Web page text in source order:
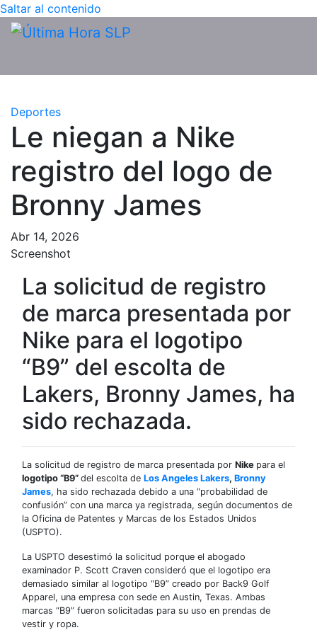
Saltar al contenido
Deportes
Le niegan a Nike
registro del logo de
Bronny James
Abr 14, 2026
Screenshot
La solicitud de registro
de marca presentada por
Nike para el logotipo
“B9” del escolta de
Lakers, Bronny James, ha
sido rechazada.
La solicitud de registro de marca presentada por Nike para el
logotipo “B9” del escolta de Los Angeles Lakers, Bronny
James, ha sido rechazada debido a una “probabilidad de
confusión” con una marca ya registrada, según documentos de
la Oficina de Patentes y Marcas de los Estados Unidos
(USPTO).
La ​​USPTO desestimó la solicitud porque el abogado
examinador P. Scott Craven consideró que el logotipo era
demasiado similar al logotipo “B9” creado por Back9 Golf
Apparel, una empresa con sede en Austin, Texas. Ambas
marcas “B9” fueron solicitadas para su uso en prendas de
vestir y ropa.